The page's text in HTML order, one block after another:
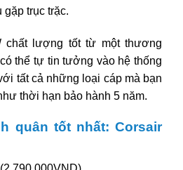
gặp trục trặc.
chất lượng tốt từ một thương
thể tự tin tưởng vào hệ thống
tất cả những loại cáp mà bạn
thời hạn bảo hành 5 năm.
quân tốt nhất: Corsair